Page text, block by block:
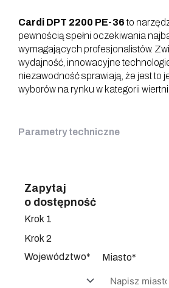
Cardi DPT 2200 PE-36to
pewnością spełni oczekiwania
wymagających profesjonalistów.
wydajność, innowacyjne
niezawodność sprawiają, że jest to
wyborów na rynku w kategorii
Parametry techniczne
Zapytaj
o dostępność
Krok 1
Krok 2
Województwo*
Miasto*